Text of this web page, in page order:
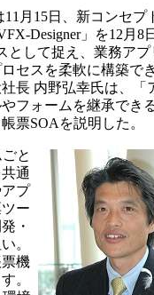
月15日、新コンセプ
Designer」を12月8
として捉え、業務アプ
セスを柔軟に構築で
長 内野弘幸氏は、「
フォームを継承でき
票SOAを説明した。
と
通
プ
ー
・
。
機
。